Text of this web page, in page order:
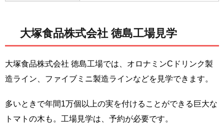
大塚食品株式会社 徳島工場見学
大塚食品株式会社 徳島工場では、オロナミンCドリンク製
造ライン、ファイブミニ製造ラインなどを見学できます。
多いときで年間1万個以上の実を付けることができる巨大な
トマトの木も。工場見学は、予約が必要です。